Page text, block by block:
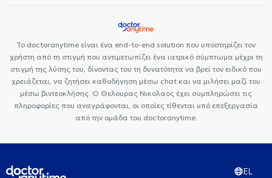
Το doctoranytime είναι ένα end-to-end solution που υποστηρίζει τον
χρήστη από τη στιγμή που αντιμετωπίζει ένα ιατρικό σύμπτωμα μέχρι τη
στιγμή της λύσης του, δίνοντας του τη δυνατότητα να βρεί τον ειδικό που
χρειάζεται, να ζητήσει καθοδήγηση μέσω chat και να μιλήσει μαζί του
μέσω βιντεοκλήσης. Ο Θελουρας Νικολαος έχει συμπληρώσει τις
πληροφορίες που αναγράφονται, οι οποίες τίθενται υπό επεξεργασία
από την ομάδα του doctoranytime.
EL